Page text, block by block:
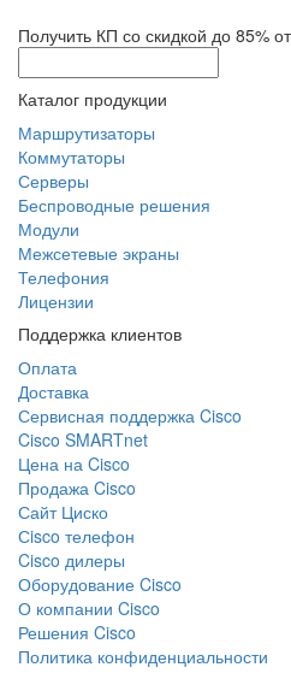
Получить КП со скидкой до 85%
Каталог продукции
Маршрутизаторы
Коммутаторы
Серверы
Беспроводные решения
Модули
Межсетевые экраны
Телефония
Лицензии
Поддержка клиентов
Оплата
Доставка
Сервисная поддержка Cisco
Cisco SMARTnet
Цена на Cisco
Продажа Cisco
Сайт Циско
Сisco телефон
Cisco дилеры
Оборудование Cisco
О компании Cisco
Решения Cisco
Политика конфиденциальности